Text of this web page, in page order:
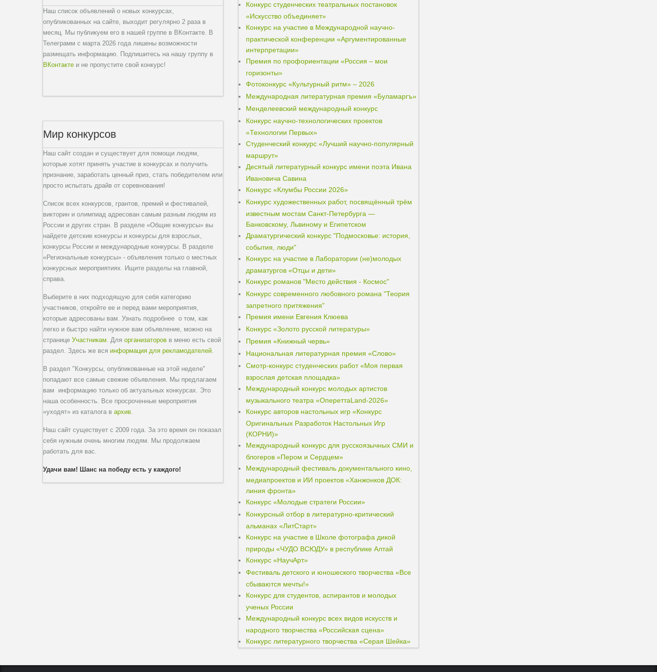
Наш список объявлений о новых конкурсах,
опубликованных на сайте, выходит регулярно 2 раза в
месяц. Мы публикуем его в нашей группе в ВКонтакте. В
Телеграмм с марта 2026 года лишены возможности
размещать информацию. Подпишитесь на нашу группу в
ВКонтакте и не пропустите свой конкурс!
Мир конкурсов
Наш сайт создан и существует для помощи людям,
которые хотят принять участие в конкурсах и получить
признание, заработать ценный приз, стать победителем или
просто испытать драйв от соревнования!
Список всех конкурсов, грантов, премий и фестивалей,
викторин и олимпиад адресован самым разным людям из
России и других стран. В разделе «Общие конкурсы» вы
найдете детские конкурсы и конкурсы для взрослых,
конкурсы России и международные конкурсы. В разделе
«Региональные конкурсы» - объявления только о местных
конкурсных мероприятиях. Ищите разделы на главной,
справа.
Выберите в них подходящую для себя категорию
участников, откройте ее и перед вами мероприятия,
которые адресованы вам. Узнать подробнее о том, как
легко и быстро найти нужное вам объявление, можно на
странице Участникам. Для организаторов в меню есть свой
раздел. Здесь же вся информация для рекламодателей.
В раздел "Конкурсы, опубликованные на этой неделе"
попадают все самые свежие объявления. Мы предлагаем
вам информацию только об актуальных конкурсах. Это
наша особенность. Все просроченные мероприятия
«уходят» из каталога в архив.
Наш сайт существует с 2009 года. За это время он показал
себя нужным очень многим людям. Мы продолжаем
работать для вас.
Удачи вам! Шанс на победу есть у каждого!
Конкурс студенческих театральных постановок
«Искусство объединяет»
Конкурс на участие в Международной научно-
практической конференции «Аргументированные
интерпретации»
Премия по профориентации «Россия – мои
горизонты»
Фотоконкурс «Культурный ритм» – 2026
Международная литературная премия «Буламаргъ»
Менделеевский международный конкурс
Конкурс научно-технологических проектов
«Технологии Первых»
Студенческий конкурс «Лучший научно-популярный
маршрут»
Десятый литературный конкурс имени поэта Ивана
Ивановича Савина
Конкурс «Клумбы России 2026»
Конкурс художественных работ, посвящённый трём
известным мостам Санкт-Петербурга —
Банковскому, Львиному и Египетском
Драматургический конкурс "Подмосковье: история,
события, люди"
Конкурс на участие в Лаборатории (не)молодых
драматургов «Отцы и дети»
Конкурс романов "Место действия - Космос"
Конкурс современного любовного романа "Теория
запретного притяжения"
Премия имени Евгения Клюева
Конкурс «Золото русской литературы»
Премия «Книжный червь»
Национальная литературная премия «Слово»
Смотр-конкурс студенческих работ «Моя первая
взрослая детская площадка»
Международный конкурс молодых артистов
музыкального театра «ОпереттаLand-2026»
Конкурс авторов настольных игр «Конкурс
Оригинальных Разработок Настольных Игр
(КОРНИ)»
Международный конкурс для русскоязычных СМИ и
блогеров «Пером и Сердцем»
Международный фестиваль документального кино,
медиапроектов и ИИ проектов «Ханжонков ДОК:
линия фронта»
Конкурс «Молодые стратеги России»
Конкурсный отбор в литературно-критический
альманах «ЛитСтарт»
Конкурс на участие в Школе фотографа дикой
природы «ЧУДО ВСЮДУ» в республике Алтай
Конкурс «НаучАрт»
Фестиваль детского и юношеского творчества «Все
сбываются мечты!»
Конкурс для студентов, аспирантов и молодых
ученых России
Международный конкурс всех видов искусств и
народного творчества «Российская сцена»
Конкурс литературного творчества «Серая Шейка»